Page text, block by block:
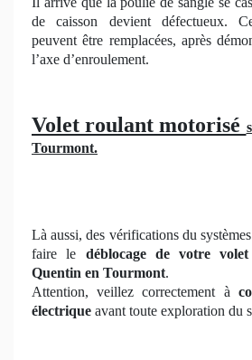
de caisson devient défectueux.
peuvent être remplacées, après
l’axe d’enroulement.
Volet roulant motorisé
Tourmont.
Là aussi, des vérifications du
faire le déblocage de votre
Quentin en Tourmont.
Attention, veillez correctement à
électrique avant toute exploration du